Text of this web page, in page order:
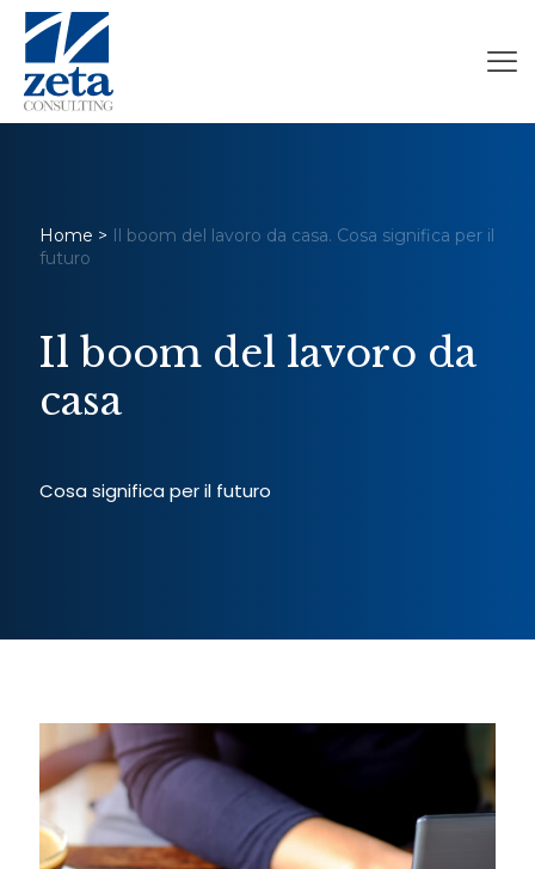
Home > Il boom del lavoro da casa. Cosa significa per il
futuro
Il boom del lavoro da
casa
Cosa significa per il futuro